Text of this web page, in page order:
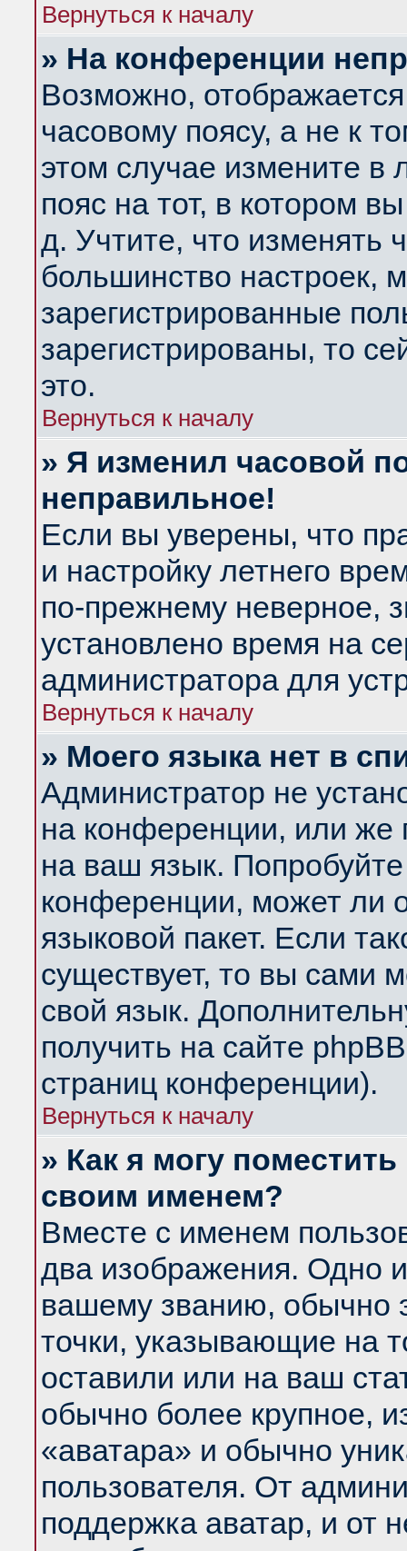
Вернуться к началу
» На конференции
Возможно,
часовому поясу, а не к
этом случае измените в
пояс на тот, в котором
д. Учтите, что изменять
большинство настроек,
зарегистрированные
зарегистрированы, то
это.
Вернуться к началу
» Я изменил часовой
неправильное!
Если вы уверены, что
и настройку летнего
по-прежнему неверное,
установлено время на
администратора для
Вернуться к началу
» Моего языка нет в
Администратор не
на конференции, или же
на ваш язык.
конференции, может ли
языковой пакет. Если
существует, то вы сами
свой язык.
получить на сайте
страниц конференции).
Вернуться к началу
» Как я могу
своим именем?
Вместе с именем
два изображения. Одно
вашему званию, обычно
точки, указывающие на
оставили или на ваш
обычно более крупное,
«аватара» и обычно
пользователя. От
поддержка аватар, и от